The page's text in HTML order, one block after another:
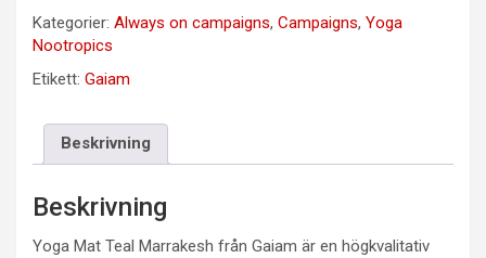
Kategorier: Always on campaigns, Campaigns, Yoga
Nootropics
Etikett: Gaiam
Beskrivning
Beskrivning
Yoga Mat Teal Marrakesh från Gaiam är en högkvalitativ